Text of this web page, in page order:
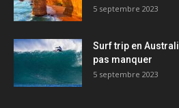
5 septembre 2023
Surf trip en
pas manquer
5 septembre 2023